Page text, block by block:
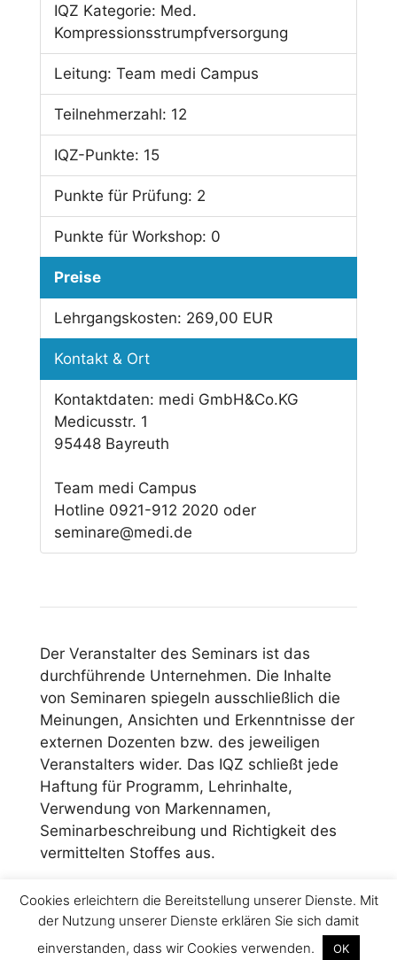
IQZ Kategorie: Med.
Kompressionsstrumpfversorgung
Leitung: Team medi Campus
Teilnehmerzahl: 12
IQZ-Punkte: 15
Punkte für Prüfung: 2
Punkte für Workshop: 0
Preise
Lehrgangskosten: 269,00 EUR
Kontakt & Ort
Kontaktdaten: medi GmbH&Co.KG
Medicusstr. 1
95448 Bayreuth
Team medi Campus
Hotline 0921-912 2020 oder
seminare@medi.de
Der Veranstalter des Seminars ist das
durchführende Unternehmen. Die Inhalte
von Seminaren spiegeln ausschließlich die
Meinungen, Ansichten und Erkenntnisse der
externen Dozenten bzw. des jeweiligen
Veranstalters wider. Das IQZ schließt jede
Haftung für Programm, Lehrinhalte,
Verwendung von Markennamen,
Seminarbeschreibung und Richtigkeit des
vermittelten Stoffes aus.
Impressum
Cookies erleichtern die Bereitstellung unserer Dienste. Mit
der Nutzung unserer Dienste erklären Sie sich damit
einverstanden, dass wir Cookies verwenden.
OK